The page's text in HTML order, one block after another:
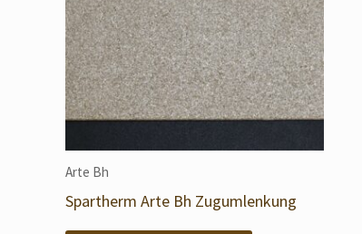
Arte Bh
Spartherm Arte Bh Zugumlenkung